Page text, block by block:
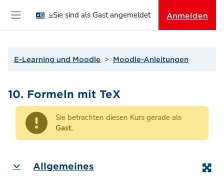
Sie sind als Gast angemeldet Anmelden
E-Learning und Moodle Moodle-Anleitungen
10. Formeln mit TeX
Sie betrachten diesen Kurs gerade als
Gast.
Abschnittsübersicht
EinklappenAllgemeines